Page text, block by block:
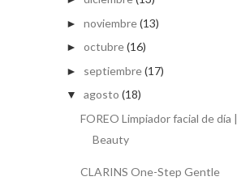
► noviembre(13)
► octubre(16)
► septiembre(17)
▼ agosto (18)
FOREO Limpiador facial de día |
Beauty
CLARINS One-Step Gentle